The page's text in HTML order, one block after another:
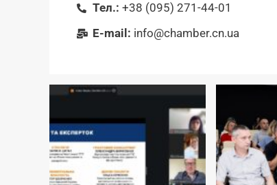
Тел.: +38 (095) 271-44-01
Е-mail: info@chamber.cn.ua